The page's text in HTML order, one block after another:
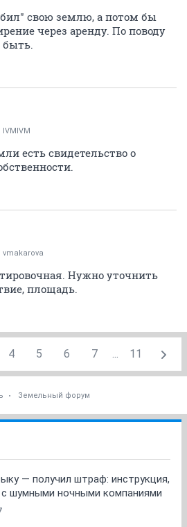
свою землю, а потом бы
через аренду. По поводу
быть.
IVMIVM
есть свидетельство о
vmakarova
Нужно уточнить
площадь.
4 5 6 7 ... 11
Земельный форум
— получил штраф: инструкция,
шумными ночными компаниями